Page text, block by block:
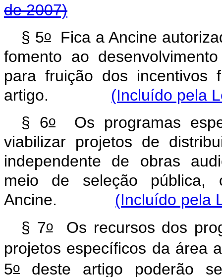
de 2007)
§ 5oFica a Ancine
fomento ao
para fruição dos
artigo. (Incluído pela
§ 6o Os programas
viabilizar projetos de
independente de obras
meio de seleção pública,
Ancine. (Incluído pela
§ 7oOs recursos dos
projetos específicos da área
5o deste artigo poderão